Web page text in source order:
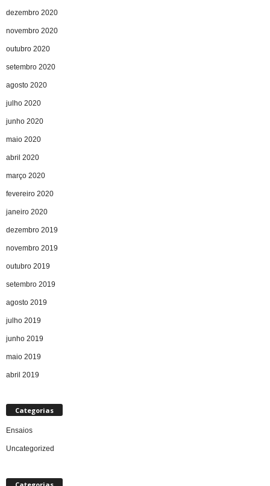
dezembro 2020
novembro 2020
outubro 2020
setembro 2020
agosto 2020
julho 2020
junho 2020
maio 2020
abril 2020
março 2020
fevereiro 2020
janeiro 2020
dezembro 2019
novembro 2019
outubro 2019
setembro 2019
agosto 2019
julho 2019
junho 2019
maio 2019
abril 2019
Categorias
Ensaios
Uncategorized